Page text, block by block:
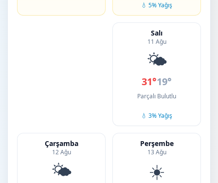
💧 5% Yağış
Salı
11 Ağu
🌤️
31°19°
Parçalı Bulutlu
💧 3% Yağış
Çarşamba
12 Ağu
🌤️
Perşembe
13 Ağu
☀️